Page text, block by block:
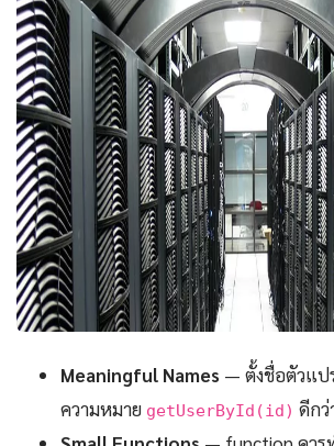
Meaningful Names — ตั้งชื่อตัวแป
ความหมาย getUserById(id) ดีกว่